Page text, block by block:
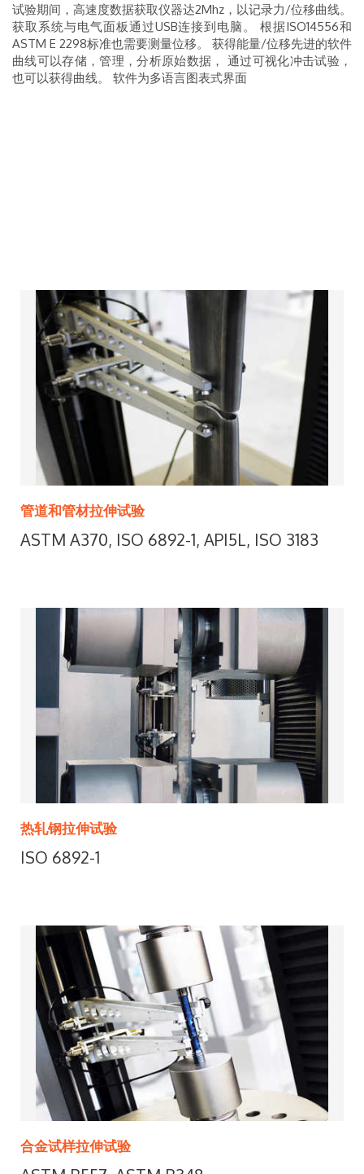
试验期间，高速度数据获取仪器达2Mhz，以记录力/位移曲线。
获取系统与电气面板通过USB连接到电脑。 根据ISO14556和
ASTM E 2298标准也需要测量位移。 获得能量/位移先进的软件
曲线可以存储，管理，分析原始数据， 通过可视化冲击试验，
也可以获得曲线。 软件为多语言图表式界面
管道和管材拉伸试验
ASTM A370, ISO 6892-1, API5L, ISO 3183
热轧钢拉伸试验
ISO 6892-1
合金试样拉伸试验